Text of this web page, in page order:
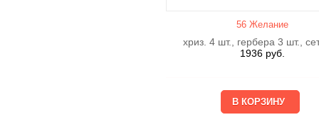
56 Желание
хриз. 4 шт., гербера 3 шт.,
1936 руб.